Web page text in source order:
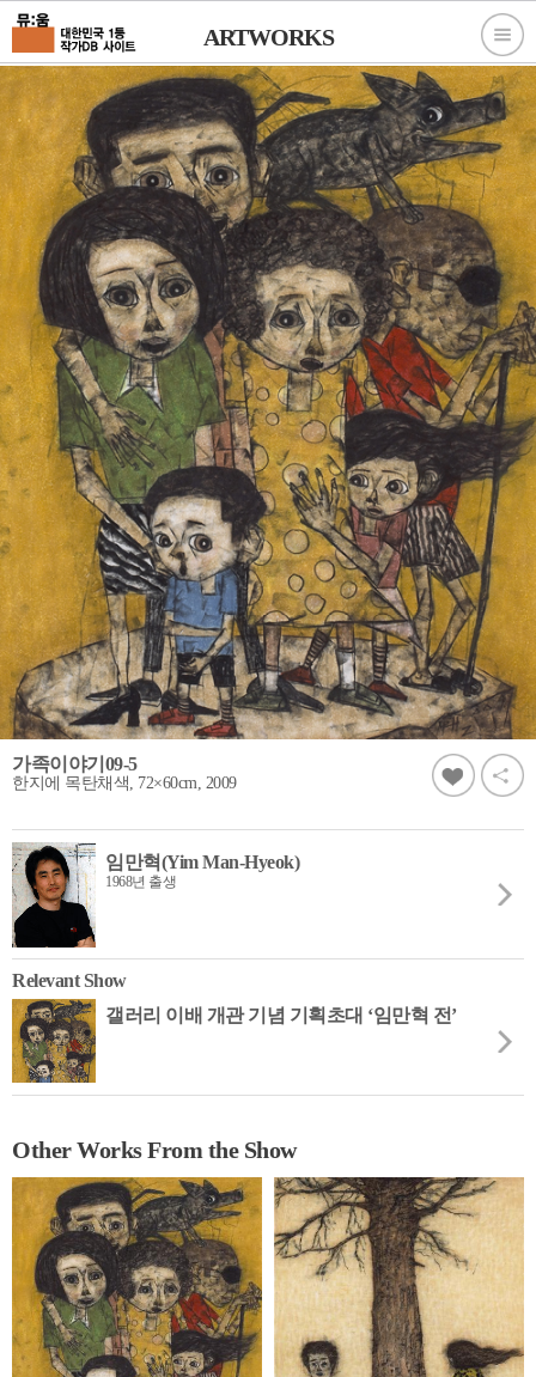
ARTWORKS
가족이야기09-5
한지에 목탄채색, 72×60cm, 2009
임만혁(Yim Man-Hyeok)
1968년 출생
Relevant Show
갤러리 이배 개관 기념 기획초대 ‘임만혁 전’
Other Works From the Show